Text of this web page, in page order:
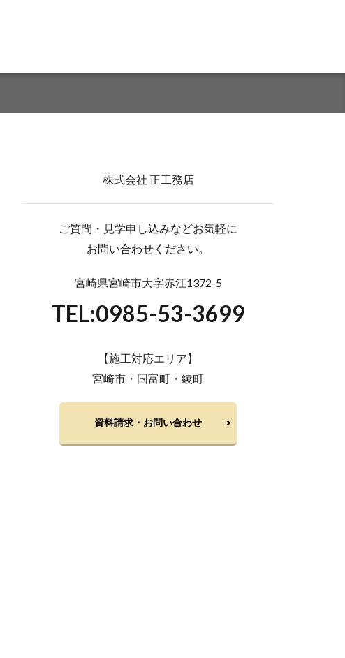
株式会社 正工務店
ご質問・見学申し込みなどお気軽に
お問い合わせください。
宮崎県宮崎市大字赤江1372-5
TEL:0985-53-3699
【施工対応エリア】
宮崎市・国富町・綾町
資料請求・お問い合わせ